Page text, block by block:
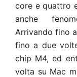
core e quattro
anche
Arrivando fino
fino a due
chip M4, ed
volta su Mac